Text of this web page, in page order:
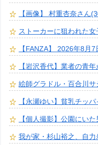
【画像】 村重杏奈さん
ストーカーに狙われた
【FANZA】 2026年8月7
【岩沢香代】業者の青
絵師グラドル・百合川サ
【永瀬ゆい】貧乳チッ
【個人撮影】公園にい
我が家・杉山裕之、自力